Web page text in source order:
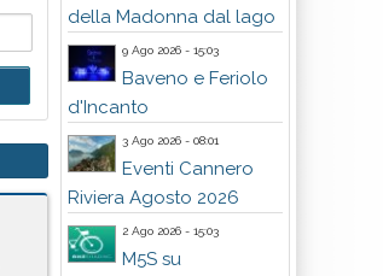
della Madonna dal lago
9 Ago 2026 - 15:03
Baveno e Feriolo
d'Incanto
3 Ago 2026 - 08:01
Eventi Cannero
Riviera Agosto 2026
2 Ago 2026 - 15:03
M5S su